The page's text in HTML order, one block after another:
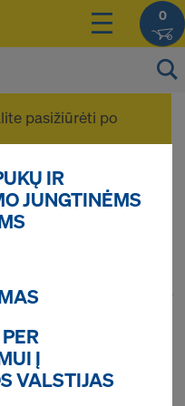
0
pasižiūrėti po
IR
JUNGTINĖMS
Į
VALSTIJAS